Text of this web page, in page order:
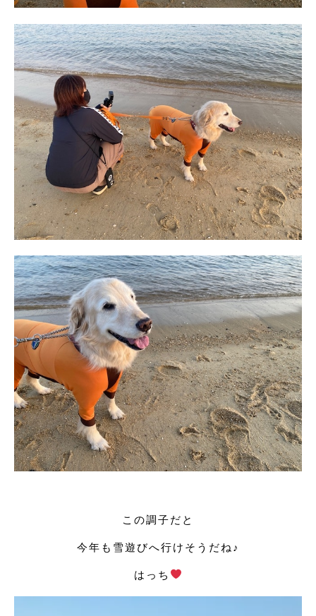
この調子だと
今年も雪遊びへ行けそうだね♪
はっち